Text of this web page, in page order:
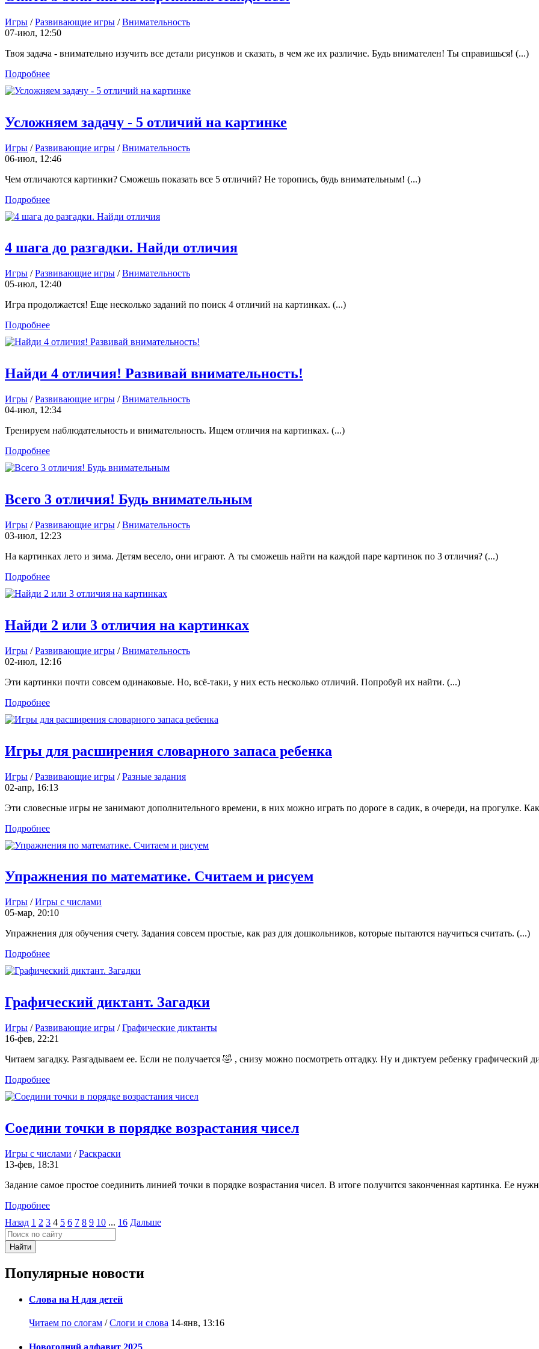
Игры /Развивающие игры /Внимательность
07-июл, 12:50
Твоя задача - внимательно изучить все детали рисунков и сказать, в чем же их различие. Будь внимателен! Ты справишься! (...)
Подробнее
Усложняем задачу - 5 отличий на картинке
Игры /Развивающие игры /Внимательность
06-июл, 12:46
Чем отличаются картинки? Сможешь показать все 5 отличий? Не торопись, будь внимательным! (...)
Подробнее
4 шага до разгадки. Найди отличия
Игры /Развивающие игры /Внимательность
05-июл, 12:40
Игра продолжается! Еще несколько заданий по поиск 4 отличий на картинках. (...)
Подробнее
Найди 4 отличия! Развивай внимательность!
Игры /Развивающие игры /Внимательность
04-июл, 12:34
Тренируем наблюдательность и внимательность. Ищем отличия на картинках. (...)
Подробнее
Всего 3 отличия! Будь внимательным
Игры /Развивающие игры /Внимательность
03-июл, 12:23
На картинках лето и зима. Детям весело, они играют. А ты сможешь найти на каждой паре картинок по 3 отличия? (...)
Подробнее
Найди 2 или 3 отличия на картинках
Игры /Развивающие игры /Внимательность
02-июл, 12:16
Эти картинки почти совсем одинаковые. Но, всё-таки, у них есть несколько отличий. Попробуй их найти. (...)
Подробнее
Игры для расширения словарного запаса ребенка
Игры /Развивающие игры /Разные задания
02-апр, 16:13
Эти словесные игры не занимают дополнительного времени, в них можно играть по дороге в садик, в очереди, на прогулке.
Подробнее
Упражнения по математике. Считаем и рисуем
Игры /Игры с числами
05-мар, 20:10
Упражнения для обучения счету. Задания совсем простые, как раз для дошкольников, которые пытаются научиться считать. (...)
Подробнее
Графический диктант. Загадки
Игры /Развивающие игры /Графические диктанты
16-фев, 22:21
Читаем загадку. Разгадываем ее. Если не получается 🤣 , снизу можно посмотреть отгадку. Ну и диктуем ребенку графический
Подробнее
Соедини точки в порядке возрастания чисел
Игры с числами /Раскраски
13-фев, 18:31
Задание самое простое соединить линией точки в порядке возрастания чисел. В итоге получится законченная картинка. Ее
Подробнее
Назад 1 2 3 4 5 6 7 8 9 10 ... 16 Дальше
Найти
Популярные новости
Слова на Н для детей
Читаем по слогам /Слоги и слова 14-янв, 13:16
Новогодний алфавит 2025